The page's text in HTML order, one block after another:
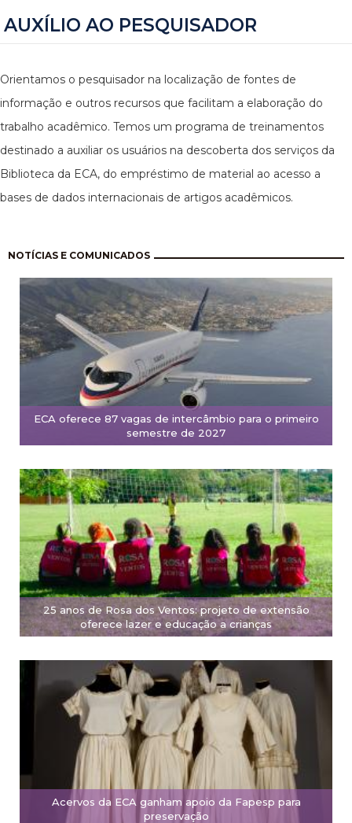
AUXÍLIO AO PESQUISADOR
Orientamos o pesquisador na localização de fontes de
informação e outros recursos que facilitam a elaboração do
trabalho acadêmico. Temos um programa de treinamentos
destinado a auxiliar os usuários na descoberta dos serviços da
Biblioteca da ECA, do empréstimo de material ao acesso a
bases de dados internacionais de artigos acadêmicos.
NOTÍCIAS E COMUNICADOS
ECA oferece 87 vagas de intercâmbio para o primeiro
semestre de 2027
25 anos de Rosa dos Ventos: projeto de extensão
oferece lazer e educação a crianças
Acervos da ECA ganham apoio da Fapesp para
preservação
Paginação